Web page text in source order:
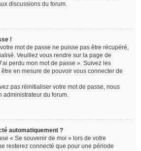
discussions du forum.
!
mot de passe ne puisse pas être récupéré,
Veuillez vous rendre sur la page de
perdu mon mot de passe ». Suivez les
en mesure de pouvoir vous connecter de
pas réinitialiser votre mot de passe, nous
administrateur du forum.
automatiquement ?
« Se souvenir de moi » lors de votre
resterez connecté que pour une période